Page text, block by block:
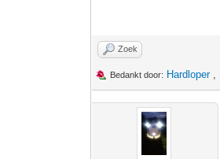
Zoek
Bedankt door: Hardloper,